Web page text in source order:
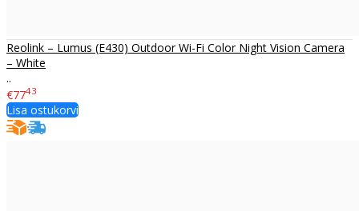
Reolink – Lumus (E430) Outdoor Wi-Fi Color Night Vision Camera
– White
..
€7743
Lisa ostukorvi